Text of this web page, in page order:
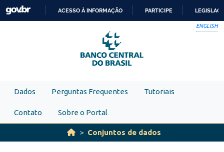
Skip to main content
PARA
O
CONTEÚDO
ACESSO À INFORMAÇÃO PARTICIPE
ENGLISH
Dados Perguntas Frequentes Tutoriais
Contato Sobre o Portal
Conjuntos de dados